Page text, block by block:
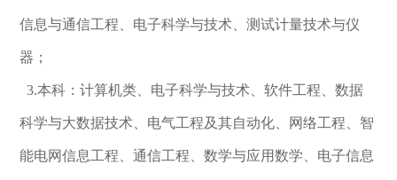
信息与通信工程、电子科学与技术、测试计量技术与仪
器；
3.本科：计算机类、电子科学与技术、软件工程、数据
科学与大数据技术、电气工程及其自动化、网络工程、智
能电网信息工程、通信工程、数学与应用数学、电子信息